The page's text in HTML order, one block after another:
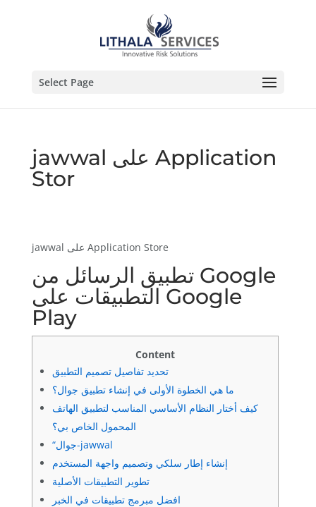
Select Page
‎jawwal على Application
Stor
‎jawwal على Application Store
تطبيق الرسائل من Google
التطبيقات على Google
Play
Content
تحديد تفاصيل تصميم التطبيق
ما هي الخطوة الأولى في إنشاء تطبيق جوال؟
كيف أختار النظام الأساسي المناسب لتطبيق الهاتف
المحمول الخاص بي؟
“جوال-jawwal
إنشاء إطار سلكي وتصميم واجهة المستخدم
تطوير التطبيقات الأصلية
افضل مبرمج تطبيقات في الخبر